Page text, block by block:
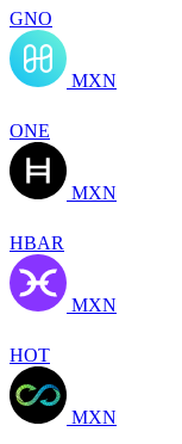
GNO
MXN
ONE
MXN
HBAR
MXN
HOT
MXN